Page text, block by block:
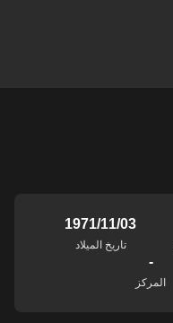
03‏/11‏/1971
تاريخ الميلاد
-
المركز